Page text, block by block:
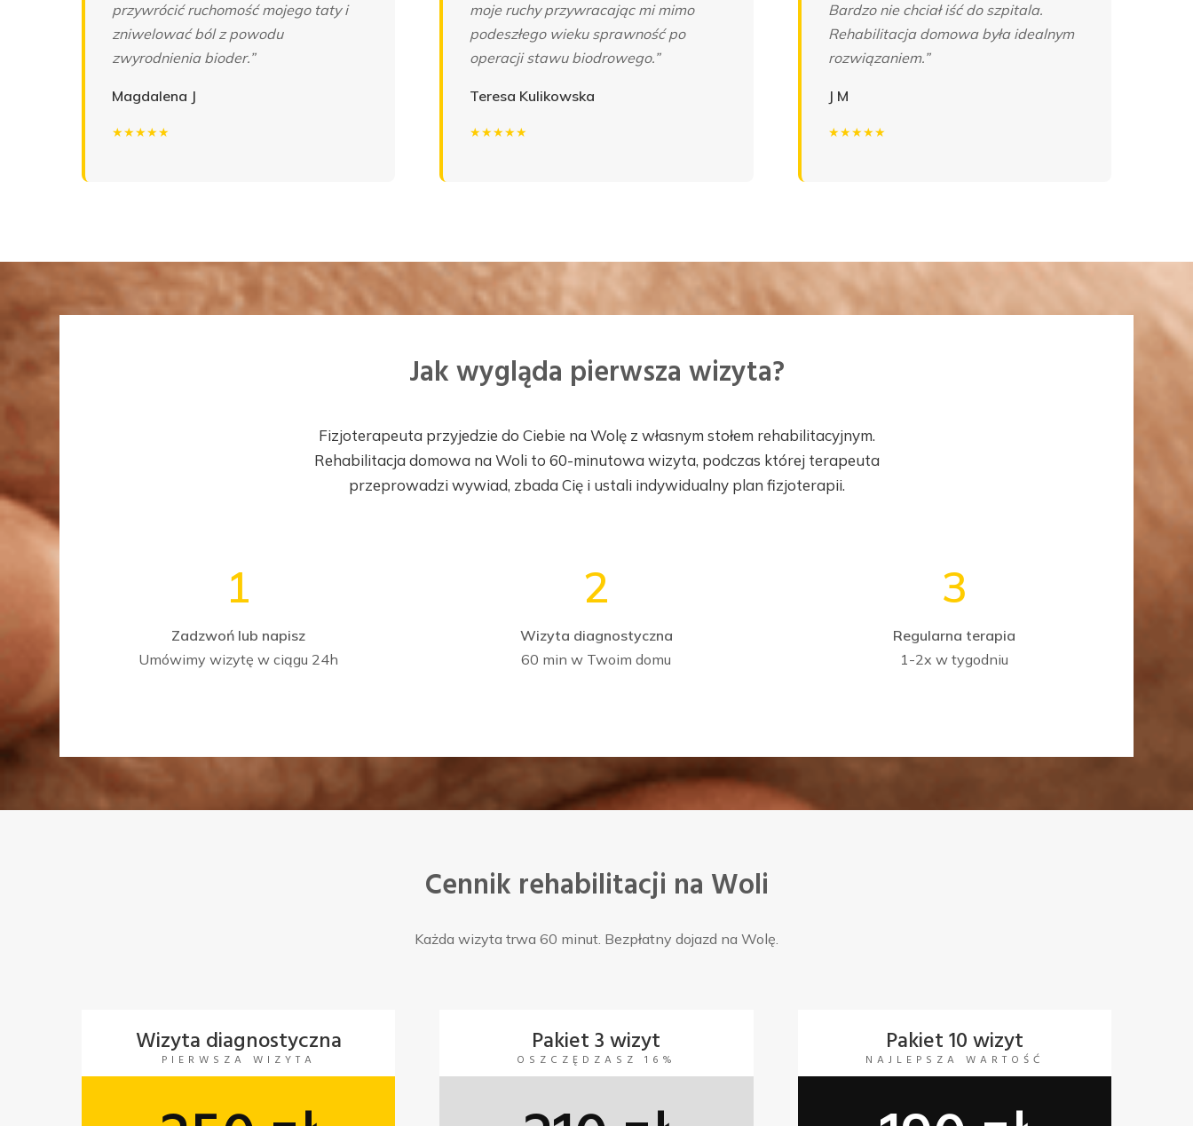
przywrócić ruchomość mojego taty i
zniwelować ból z powodu
zwyrodnienia bioder.”
Magdalena J
★★★★★
moje ruchy przywracając mi mimo
podeszłego wieku sprawność po
operacji stawu biodrowego.”
Teresa Kulikowska
★★★★★
Bardzo nie chciał iść do szpitala.
Rehabilitacja domowa była idealnym
rozwiązaniem.”
J M
★★★★★
Jak wygląda pierwsza wizyta?
Fizjoterapeuta przyjedzie do Ciebie na Wolę z własnym stołem rehabilitacyjnym.
Rehabilitacja domowa na Woli to 60-minutowa wizyta, podczas której terapeuta
przeprowadzi wywiad, zbada Cię i ustali indywidualny plan fizjoterapii.
1
Zadzwoń lub napisz
Umówimy wizytę w ciągu 24h
2
Wizyta diagnostyczna
60 min w Twoim domu
3
Regularna terapia
1-2x w tygodniu
Cennik rehabilitacji na Woli
Każda wizyta trwa 60 minut. Bezpłatny dojazd na Wolę.
Wizyta diagnostyczna
PIERWSZA WIZYTA
Pakiet 3 wizyt
OSZCZĘDZASZ 16%
Pakiet 10 wizyt
NAJLEPSZA WARTOŚĆ